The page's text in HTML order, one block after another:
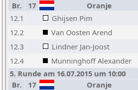
Br.
17 Oranje
12.1
Ghijsen Pim
12.2
Van Oosten Arend
12.3
Lindner Jan-Joost
12.4
Munninghoff Alexander
5. Runde am 16.07.2015 um 10:00
Br.
17 Oranje